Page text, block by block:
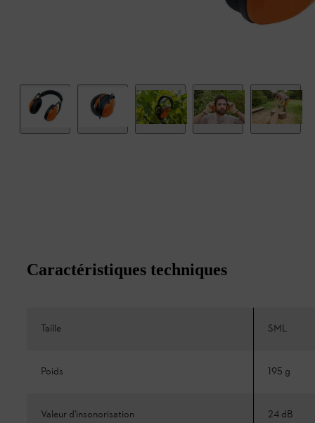
Caractéristiques techniques
Taille SML
Poids 195 g
Valeur d'insonorisation 24 dB